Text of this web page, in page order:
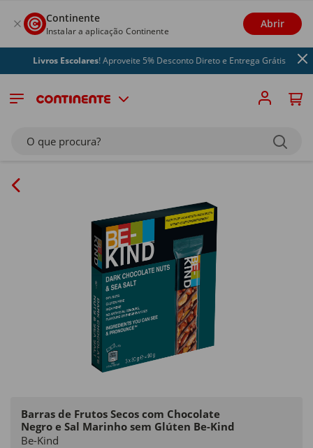
Continente
Instalar a aplicação Continente
Abrir
Livros Escolares! Aproveite 5% Desconto Direto e Entrega Grátis
O que procura?
Barras de Frutos Secos com Chocolate
Negro e Sal Marinho sem Glúten Be-Kind
Be-Kind